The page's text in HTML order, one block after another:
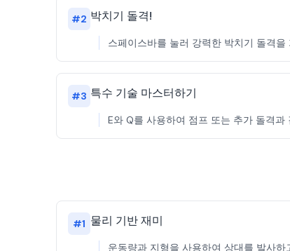
#2 박치기 돌격!
스페이스바를 눌러 강력한 박치기 돌격
#3 특수 기술 마스터하기
E와 Q를 사용하여 점프 또는 추가 돌격
#1 물리 기반 재미
운동량과 지형을 사용하여 상대를 발사